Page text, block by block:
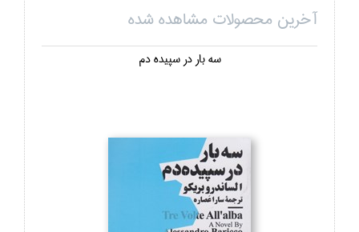
آخرین محصولات مشاهده شده
سه بار در سپيده دم